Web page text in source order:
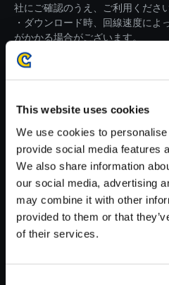
This website uses cookies
We use cookies to
provide social media features
We also share information
our social media, advertising
may combine it with other
provided to them or that
of their services.
社にご確認のうえ、ご利用ください
・ダウンロード時、回線速度によ
がかかる場合がございます。
※ご購入いただいたファイルのダ
が安定しているWifi環境でお試しく
【単曲
E
he Final